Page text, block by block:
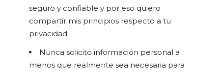
seguro y confiable y por eso quiero
compartir mis principios respecto a tu
privacidad:
Nunca solicito información personal a
menos que realmente sea necesaria para